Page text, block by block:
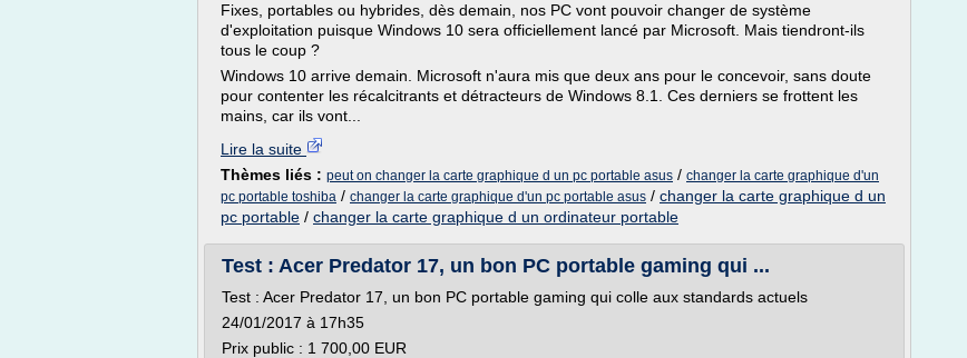
Fixes, portables ou hybrides, dès demain, nos PC vont pouvoir changer de système
d'exploitation puisque Windows 10 sera officiellement lancé par Microsoft. Mais tiendront-ils
tous le coup ?
Windows 10 arrive demain. Microsoft n'aura mis que deux ans pour le concevoir, sans doute
pour contenter les récalcitrants et détracteurs de Windows 8.1. Ces derniers se frottent les
mains, car ils vont...
Lire la suite
Thèmes liés : peut on changer la carte graphique d un pc portable asus / changer la carte graphique d'un
pc portable toshiba / changer la carte graphique d'un pc portable asus / changer la carte graphique d un
pc portable / changer la carte graphique d un ordinateur portable
Test : Acer Predator 17, un bon PC portable gaming qui ...
Test : Acer Predator 17, un bon PC portable gaming qui colle aux standards actuels
24/01/2017 à 17h35
Prix public : 1 700,00 EUR